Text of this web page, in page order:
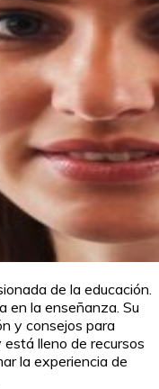
de la educación.
en la enseñanza. Su
y consejos para
lleno de recursos
la experiencia de